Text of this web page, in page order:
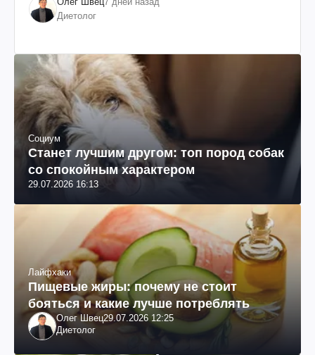
Диетолог
Социум
Станет лучшим другом: топ пород собак
со спокойным характером
29.07.2026 16:13
Лайфхаки
Пищевые жиры: почему не стоит
бояться и какие лучше потреблять
Олег Швец29.07.2026 12:25
Диетолог